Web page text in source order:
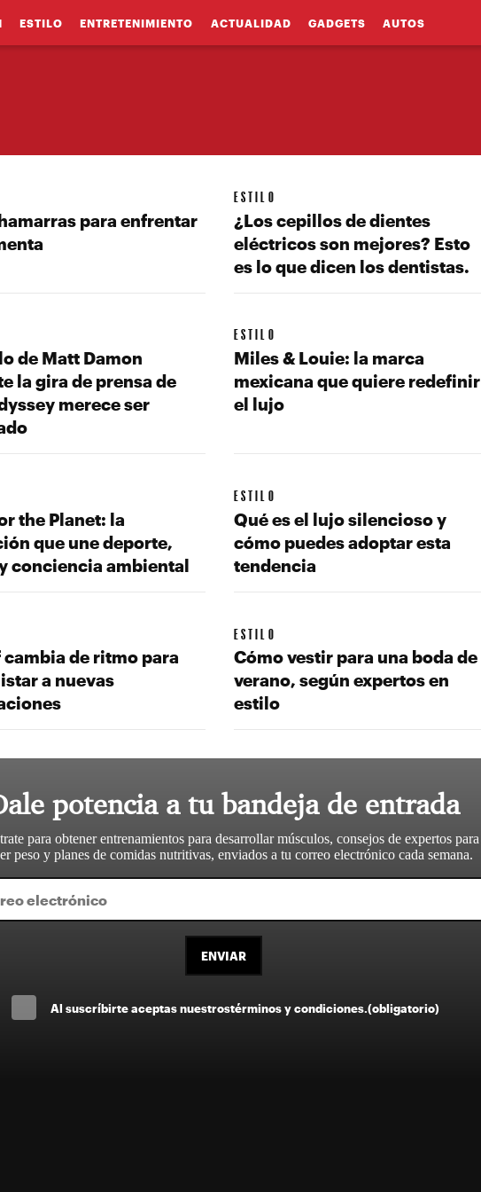
ESTILO ENTRETENIMIENTO ACTUALIDAD GADGETS AUTOS
para enfrentar
ESTILO
¿Los cepillos de dientes
eléctricos son mejores? Esto
es lo que dicen los dentistas.
de Matt Damon
la gira de prensa de
merece ser
ESTILO
Miles & Louie: la marca
mexicana que quiere redefinir
el lujo
the Planet: la
que une deporte,
conciencia ambiental
ESTILO
Qué es el lujo silencioso y
cómo puedes adoptar esta
tendencia
cambia de ritmo para
a nuevas
ESTILO
Cómo vestir para una boda de
verano, según expertos en
estilo
potencia a tu bandeja de entrada
para obtener entrenamientos para desarrollar músculos, consejos de expertos para
peso y planes de comidas nutritivas, enviados a tu correo electrónico cada semana.
ENVIAR
Al suscríbirte aceptas nuestrostérminos y condiciones .(obligatorio)